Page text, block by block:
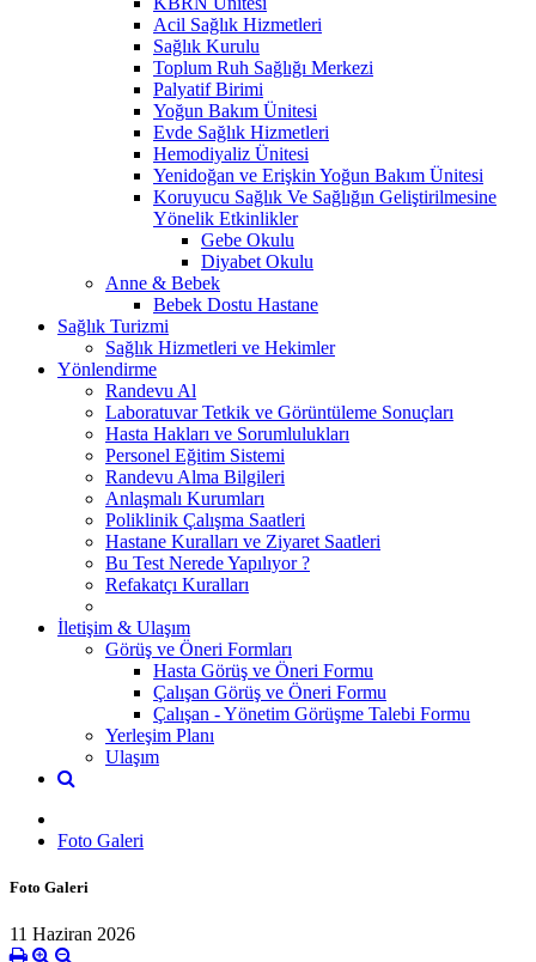
Acil Sağlık Hizmetleri
Sağlık Kurulu
Toplum Ruh Sağlığı Merkezi
Palyatif Birimi
Yoğun Bakım Ünitesi
Evde Sağlık Hizmetleri
Hemodiyaliz Ünitesi
Yenidoğan ve Erişkin Yoğun Bakım Ünitesi
Koruyucu Sağlık Ve Sağlığın Geliştirilmesine
Yönelik Etkinlikler
Gebe Okulu
Diyabet Okulu
Anne & Bebek
Bebek Dostu Hastane
Sağlık Turizmi
Sağlık Hizmetleri ve Hekimler
Yönlendirme
Randevu Al
Laboratuvar Tetkik ve Görüntüleme Sonuçları
Hasta Hakları ve Sorumlulukları
Personel Eğitim Sistemi
Randevu Alma Bilgileri
Anlaşmalı Kurumları
Poliklinik Çalışma Saatleri
Hastane Kuralları ve Ziyaret Saatleri
Bu Test Nerede Yapılıyor ?
Refakatçı Kuralları
İletişim & Ulaşım
Görüş ve Öneri Formları
Hasta Görüş ve Öneri Formu
Çalışan Görüş ve Öneri Formu
Çalışan - Yönetim Görüşme Talebi Formu
Yerleşim Planı
Ulaşım
Foto Galeri
Foto Galeri
11 Haziran 2026